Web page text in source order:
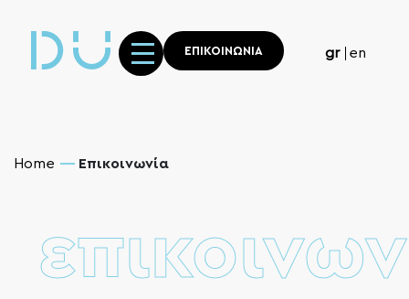
gr en
ΕΠΙΚΟΙΝΩΝΙΑ
Home Επικοινωνία